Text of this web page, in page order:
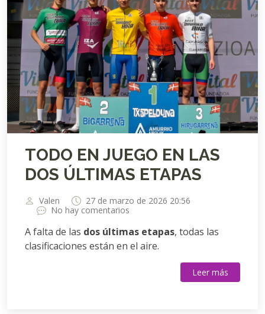
TODO EN JUEGO EN LAS
DOS ÚLTIMAS ETAPAS
Valen
27 de marzo de 2026 20:56
No hay comentarios
A falta de las dos últimas etapas, todas las
clasificaciones están en el aire.
Leer más